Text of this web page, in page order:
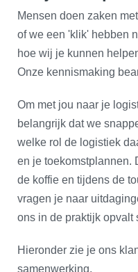
Mensen doen zaken
of we een 'klik' hebben
hoe wij je kunnen
Onze kennismaking
Om met jou naar je
belangrijk dat we
welke rol de logistiek
en je toekomstplannen.
de koffie en tijdens de
vragen je naar
ons in de praktijk opvalt
Hieronder zie je ons
samenwerking.